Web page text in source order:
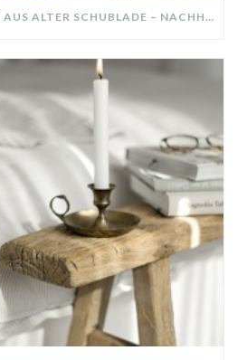
DIY-DEKO-TABLETT AUS ALTER SCHUBLADE – NACHHALTIGE HERBSTDEKO SELBER MACHEN!